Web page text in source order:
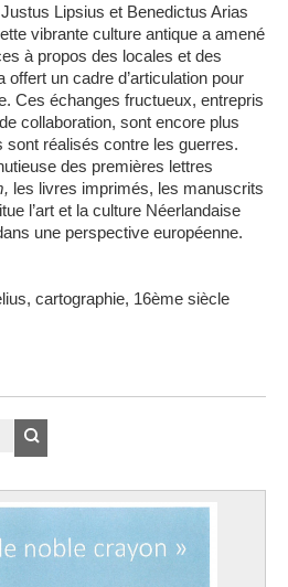
Lipsius et Benedictus Arias
vibrante culture antique a amené
à propos des locales et des
un cadre d’articulation pour
Ces échanges fructueux, entrepris
collaboration, sont encore plus
sont réalisés contre les guerres.
des premières lettres
les livres imprimés, les manuscrits
l’art et la culture Néerlandaise
une perspective européenne.
cartographie, 16ème siècle